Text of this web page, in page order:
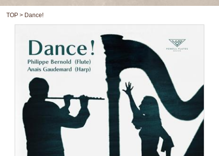
TOP > Dance!